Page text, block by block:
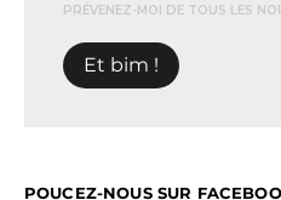
PRÉVENEZ-MOI DE TOUS LES
POUCEZ-NOUS SUR